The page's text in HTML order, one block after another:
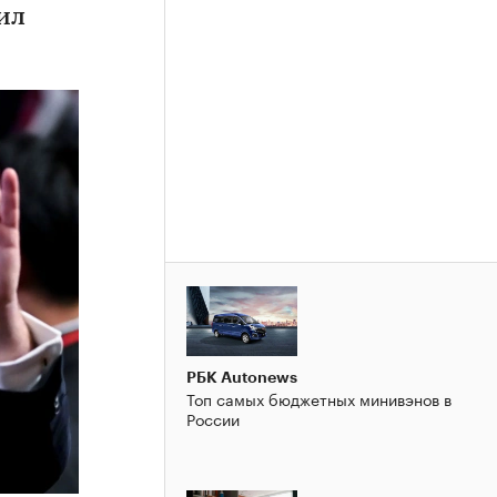
РБК Autonews
Топ самых бюджетных минивэнов в
России